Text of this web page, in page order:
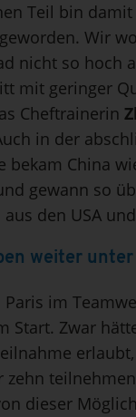
Teil bin damit
Wir
nicht so hoch
mit geringer
Cheftrainerin
in der
bekam China
gewann so
den USA
weiter unter
im
Start. Zwar
zehn
dieser